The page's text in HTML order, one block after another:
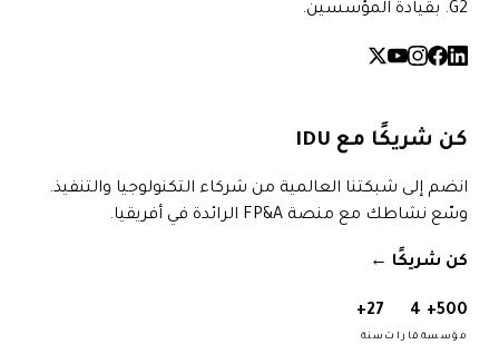
G2. بقيادة المؤسسين.
كن شريكًا مع IDU
انضم إلى شبكتنا العالمية من شركاء التكنولوجيا والتنفيذ.
وسّع نشاطك مع منصة FP&A الرائدة في أفريقيا.
كن شريكًا →
500+
مؤسسة
4
قارات
27+
سنة